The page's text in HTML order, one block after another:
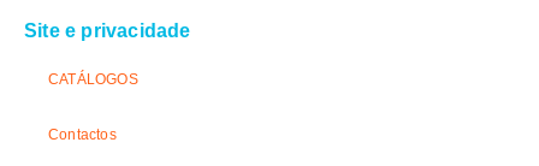
Site e privacidade
CATÁLOGOS
Contactos